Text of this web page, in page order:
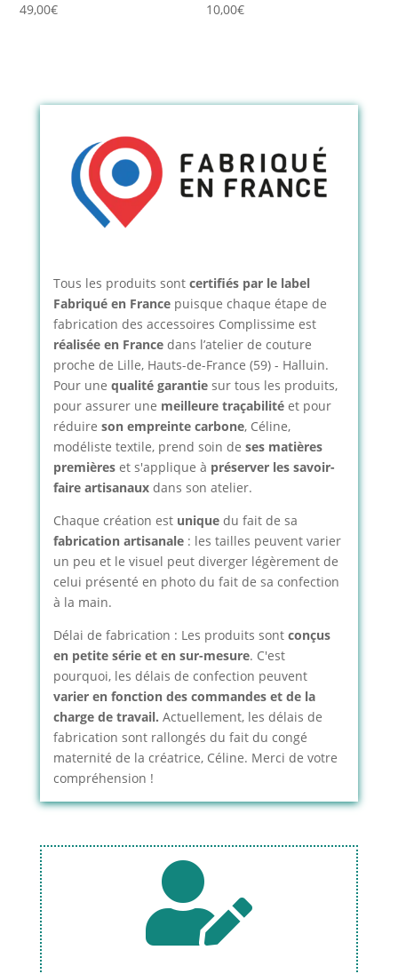
49,00€
10,00€
Tous les produits sont certifiés par le label
Fabriqué en Francepuisque chaque étape de
fabrication des accessoires Complissime est
réalisée en France dans l’atelier de couture
proche de Lille, Hauts-de-France (59) - Halluin.
Pour une qualité garantiesur tous les produits,
pour assurer une meilleure traçabilitéet pour
réduire son empreinte carbone, Céline,
modéliste textile, prend soin de ses matières
premières et s'applique à préserver les savoir-
faire artisanauxdans son atelier.
Chaque création est uniquedu fait de sa
fabrication artisanale: les tailles peuvent varier
un peu et le visuel peut diverger légèrement de
celui présenté en photo du fait de sa confection
à la main.
Délai de fabrication : Les produits sont conçus
en petite série et en sur-mesure. C'est
pourquoi, les délais de confection peuvent
varier en fonction des commandes et de la
charge de travail. Actuellement, les délais de
fabrication sont rallongés du fait du congé
maternité de la créatrice, Céline. Merci de votre
compréhension !
